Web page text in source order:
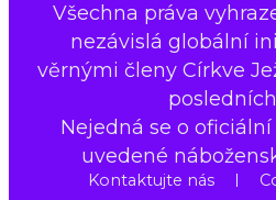
Všechna práva
nezávislá globální
věrnými členy Církve
Nejedná se o
uvedené
Kontaktujte nás